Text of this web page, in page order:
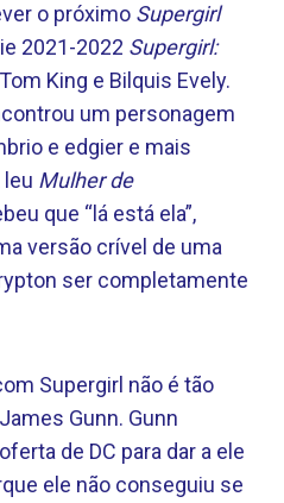
o próximo Supergirl
2021-2022 Supergirl:
King e Bilquis Evely.
um personagem
e edgier e mais
leu Mulher de
que “lá está ela”,
versão crível de uma
ser completamente
Supergirl não é tão
Gunn. Gunn
de DC para dar a ele
ele não conseguiu se